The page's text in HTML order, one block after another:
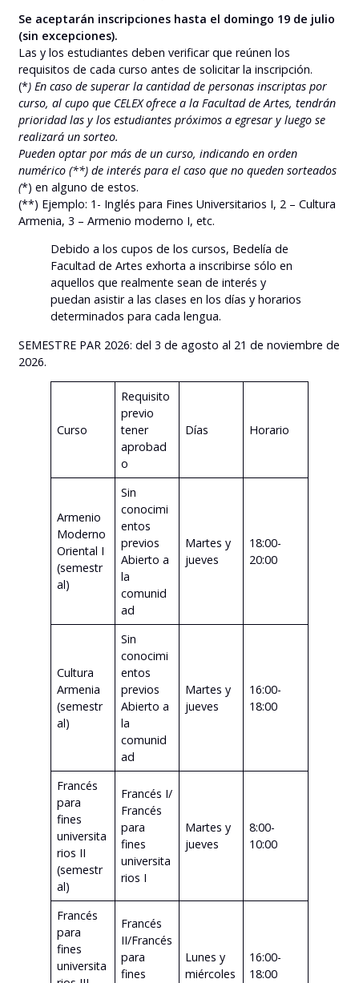
Se aceptarán inscripciones hasta el domingo 19 de julio
(sin excepciones).
Las y los estudiantes deben verificar que reúnen los
requisitos de cada curso antes de solicitar la inscripción.
(*) En caso de superar la cantidad de personas inscriptas por
curso, al cupo que CELEX ofrece a la Facultad de Artes, tendrán
prioridad las y los estudiantes próximos a egresar y luego se
realizará un sorteo.
Pueden optar por más de un curso, indicando en orden
numérico (**) de interés para el caso que no queden sorteados
(*) en alguno de estos.
(**) Ejemplo: 1- Inglés para Fines Universitarios I, 2 – Cultura
Armenia, 3 – Armenio moderno I, etc.
Debido a los cupos de los cursos, Bedelía de
Facultad de Artes exhorta a inscribirse sólo en
aquellos que realmente sean de interés y
puedan asistir a las clases en los días y horarios
determinados para cada lengua.
SEMESTRE PAR 2026: del 3 de agosto al 21 de noviembre de
2026.
Curso
Requisito
previo
tener
aprobad
o
Días Horario
Armenio
Moderno
Oriental I
(semestr
al)
Sin
conocimi
entos
previos
Abierto a
la
comunid
ad
Martes y
jueves
18:00-
20:00
Cultura
Armenia
(semestr
al)
Sin
conocimi
entos
previos
Abierto a
la
comunid
ad
Martes y
jueves
16:00-
18:00
Francés
para
fines
universita
rios II
(semestr
al)
Francés I/
Francés
para
fines
universita
rios I
Martes y
jueves
8:00-
10:00
Francés
para
fines
universita
Francés
II/Francés
para
fines
Lunes y
miércoles
16:00-
18:00